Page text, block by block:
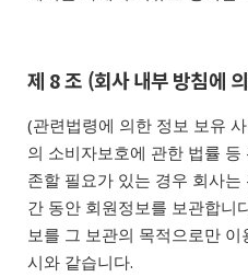
제 8 조 (회사 내부 방침에
(관련법령에 의한 정보 보유
의 소비자보호에 관한 법률
존할 필요가 있는 경우 회사
간 동안 회원정보를 보관합니
보를 그 보관의 목적으로만
시와 같습니다.